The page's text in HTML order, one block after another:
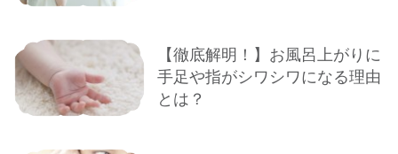
【徹底解明！】お風呂上がりに
手足や指がシワシワになる理由
とは？